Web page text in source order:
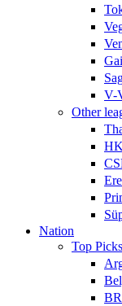
V-
Other
Nation
Top